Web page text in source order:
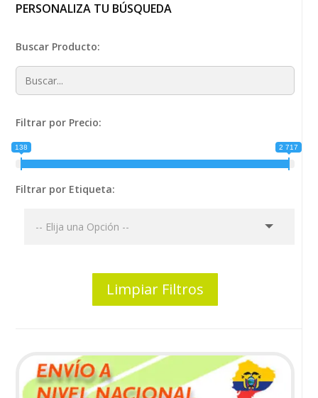
PERSONALIZA TU BÚSQUEDA
Buscar Producto:
Filtrar por Precio:
138 2 717
Filtrar por Etiqueta:
Limpiar Filtros